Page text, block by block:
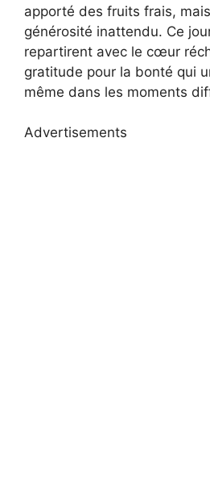
apporté des fruits frais,
générosité inattendu. Ce
repartirent avec le cœur
gratitude pour la bonté qui
même dans les moments
Advertisements